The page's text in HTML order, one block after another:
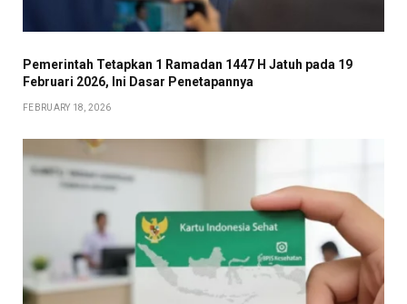
Pemerintah Tetapkan 1 Ramadan 1447 H Jatuh pada 19
Februari 2026, Ini Dasar Penetapannya
FEBRUARY 18, 2026